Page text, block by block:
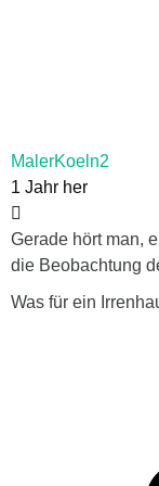
MalerKoeln2
1 Jahr her
Gerade hört man,
die Beobachtung
Was für ein